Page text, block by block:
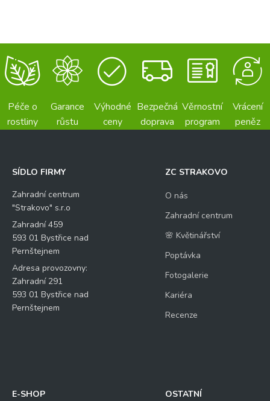
Péče o
rostliny
Garance
růstu
Výhodné
ceny
Bezpečná
doprava
Věrnostní
program
Vrácení
peněz
SÍDLO FIRMY
Zahradní centrum
"Strakovo" s.r.o
Zahradní 459
593 01 Bystřice nad
Pernštejnem
Adresa provozovny:
Zahradní 291
593 01 Bystřice nad
Pernštejnem
ZC STRAKOVO
O nás
Zahradní centrum
🌸 Květinářství
Poptávka
Fotogalerie
Kariéra
Recenze
E-SHOP OSTATNÍ